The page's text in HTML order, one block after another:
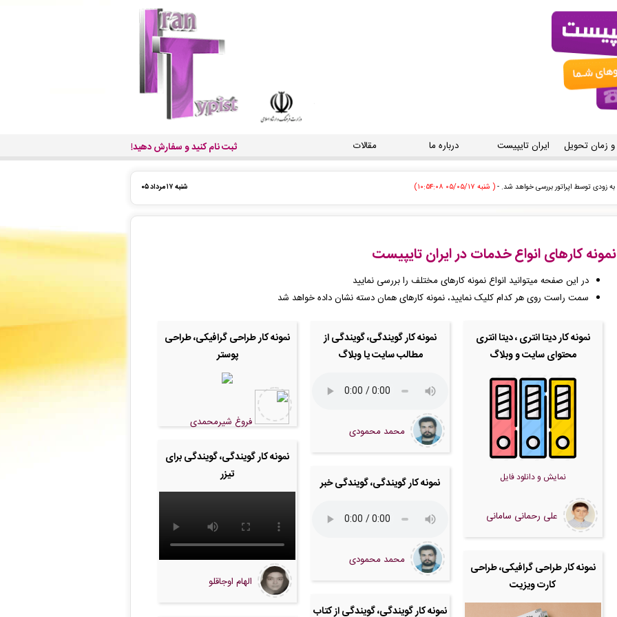
و زمان تحویل ایران تایپیست درباره ما مقالات ثبت نام کنید و سفارش دهید!
شنبه ۱۷ مرداد ۰۵ ( شنبه ۰۵/۰۵/۱۷ ۱۰:۵۴:۰۸)( شنبه ۰۵/۰۵/۱۷ ۱۰:۴۹:۴۸)
توسط اپراتور بررسی خواهد شد. -( شنبه ۰۵/۰۵/۱۷ ۱۰:۴۷:۴۴)
تایپ، صفحه آرایی شما در حال انجام است. -( شنبه ۰۵/۰۵/۱۷ ۱۰:۴۳:۳۶)
توسط اپراتور بررسی خواهد شد. -( شنبه ۰۵/۰۵/۱۷ ۱۰:۳۴:۴۲)
( شنبه ۰۵/۰۵/۱۷ ۱۰:۵۷:۱۸)
زودی توسط اپراتور بررسی خواهد شد. -
نمونه کارهای انواع خدمات در ایران تایپیست
در این صفحه میتوانید انواع نمونه کارهای مختلف را بررسی نمایید
سمت راست روی هر کدام کلیک نمایید، نمونه کارهای همان دسته نشان داده خواهد شد
نمونه کار دیتا انتری ، دیتا انتری
محتوای سایت و وبلاگ
نمایش و دانلود فایل
علی رحمانی سامانی
نمونه کار طراحی گرافیکی، طراحی
کارت ویزیت
نمونه کار گویندگی، گویندگی از
مطالب سایت یا وبلاگ
محمد محمودی
نمونه کار گویندگی، گویندگی خبر
محمد محمودی
نمونه کار گویندگی، گویندگی از کتاب
نمونه کار طراحی گرافیکی، طراحی
پوستر
فروغ شیرمحمدی
نمونه کار گویندگی، گویندگی برای
تیزر
الهام اوجاقلو